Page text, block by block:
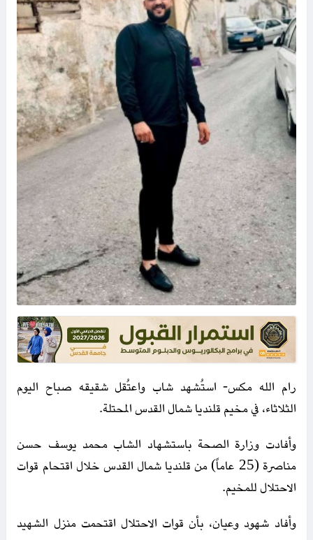
رام الله مكس- استُشهد شاب واعتُقل شقيقه صباح اليوم
الثلاثاء، في مخيم قلنديا شمال القدس المحتلة.
وأفادت وزارة الصحة باستشهاد الشاب محمد يوسف حسن
مناصرة (25 عاماً) من قلنديا شمال القدس خلال اقتحام قوات
الاحتلال للمخيم.
وأفاد شهود وعيان، بأن قوات الاحتلال اقتحمت منزل الشهيد